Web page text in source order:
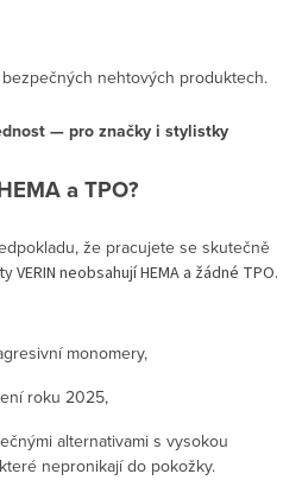
nehtových produktech.
— pro značky i stylistky
a TPO?
že pracujete se skutečně
VERIN neobsahují HEMA a žádné TPO.
monomery,
roku 2025,
alternativami s vysokou
nepronikají do pokožky.